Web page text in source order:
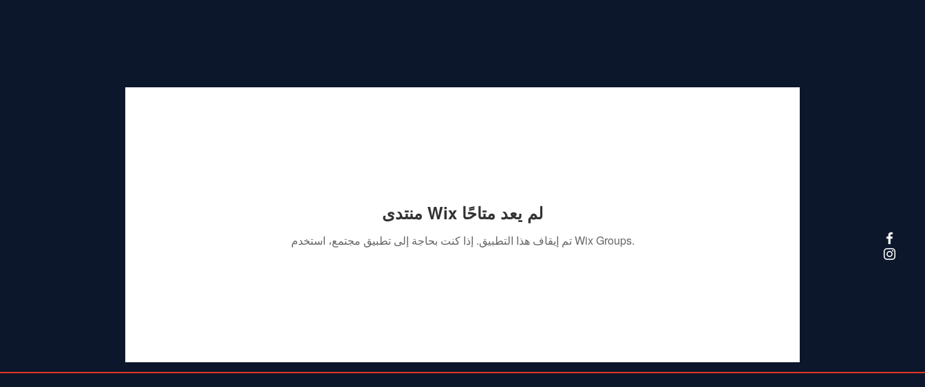
منتدى Wix لم يعد متاحًا
تم إيقاف هذا التطبيق. إذا كنت بحاجة إلى تطبيق مجتمع، استخدم Wix Groups.